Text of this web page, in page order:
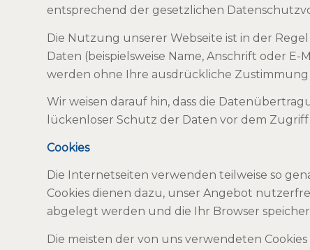
entsprechend der gesetzlichen
Die Nutzung unserer Webseite ist in der
Daten (beispielsweise Name, Anschrift oder
werden ohne Ihre ausdrückliche
Wir weisen darauf hin, dass die
lückenloser Schutz der Daten vor dem
Cookies
Die Internetseiten verwenden teilweise so
Cookies dienen dazu, unser Angebot
abgelegt werden und die Ihr Browser
Die meisten der von uns verwendeten